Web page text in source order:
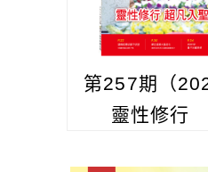
第257期（
靈性修行